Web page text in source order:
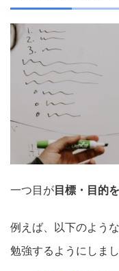
一つ目が目標・目的
例えば、以下のよう
勉強するようにしまし